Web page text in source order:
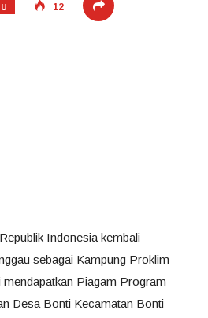
12
Indonesia kembali
sebagai Kampung Proklim
Piagam Program
Desa Bonti Kecamatan Bonti